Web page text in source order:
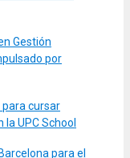
Gestión
por
para cursar
UPC School
para el